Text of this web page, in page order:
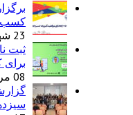
کسب
23 شهریور 1397
ثبت
08 مرداد 1398